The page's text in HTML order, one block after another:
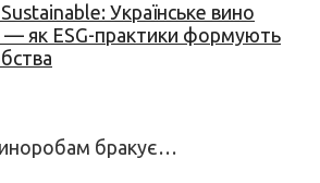
Українське вино
— як ESG-практики формують
бракує…